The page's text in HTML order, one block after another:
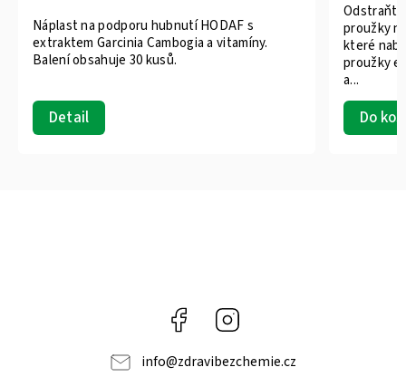
Detail
Náplast na podporu hubnutí HODAF s
extraktem Garcinia Cambogia a vitamíny.
Balení obsahuje 30 kusů.
Do
proužky
které
proužky
a...
Facebook
info@zdravibezchemie.cz